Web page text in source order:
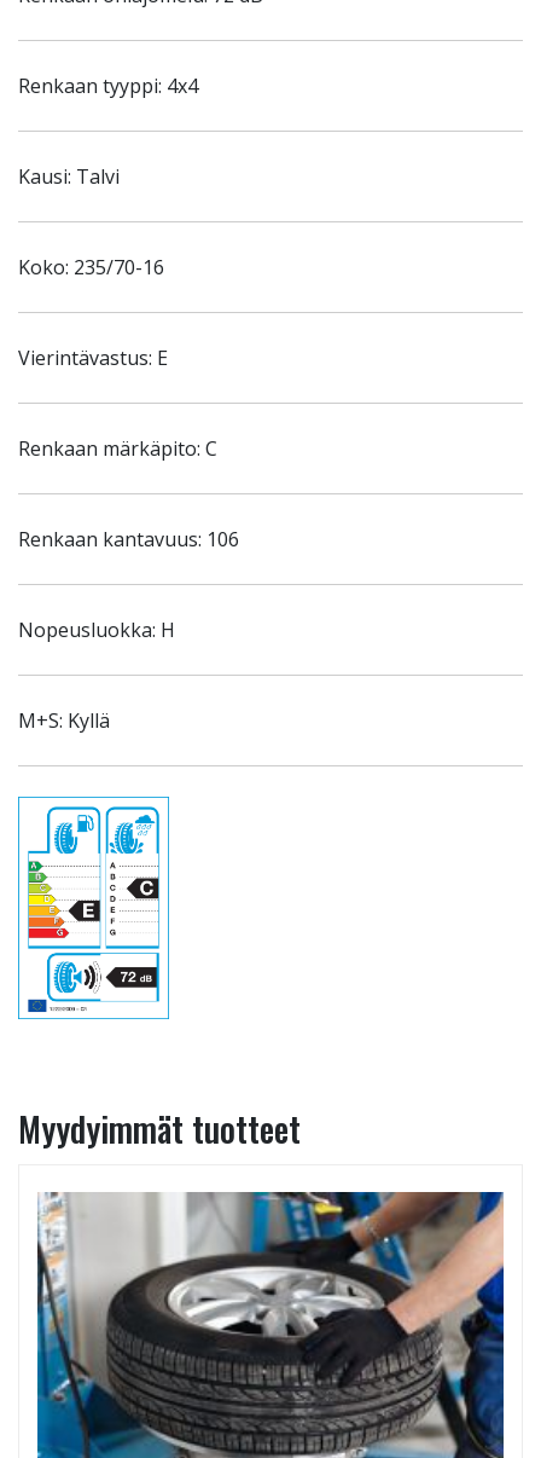
Renkaan tyyppi: 4x4
Kausi: Talvi
Koko: 235/70-16
Vierintävastus: E
Renkaan märkäpito: C
Renkaan kantavuus: 106
Nopeusluokka: H
M+S: Kyllä
Myydyimmät tuotteet